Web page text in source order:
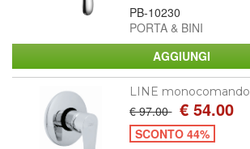
PB-10230
PORTA & BINI
LINE
€ 97.00 € 54.00
SCONTO 44%